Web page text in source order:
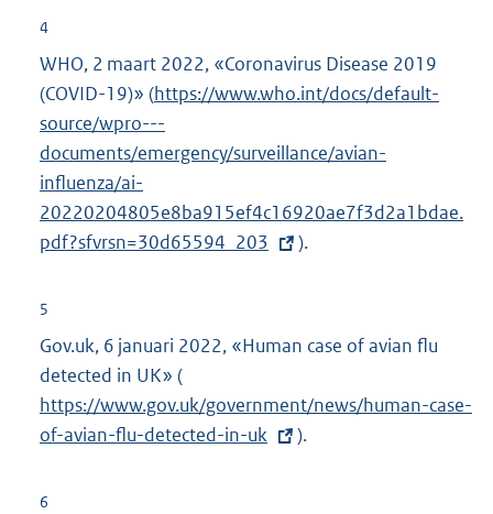
l
n
:
4
WHO, 2 maart 2022, «Coronavirus Disease 2019
(COVID-19)» (E
x
t
r
n
:
https://www.who.int/docs/default-
source/wpro---
documents/emergency/surveillance/avian-
influenza/ai-
20220204805e8ba915ef4c16920ae7f3d2a1bdae.
pdf?sfvrsn=30d65594_203
).
5
Gov.uk, 6 januari 2022, «Human case of avian flu
detected in UK» (
x
t
https://www.gov.uk/government/news/human-case-
of-avian-flu-detected-in-uk
).
6